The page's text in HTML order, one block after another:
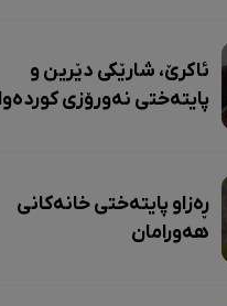
ئاکرێ، شارێکی دێرین و
پایتەختی نەورۆزی
ڕەزاو پایتەختی خانەکانی
هەورامان